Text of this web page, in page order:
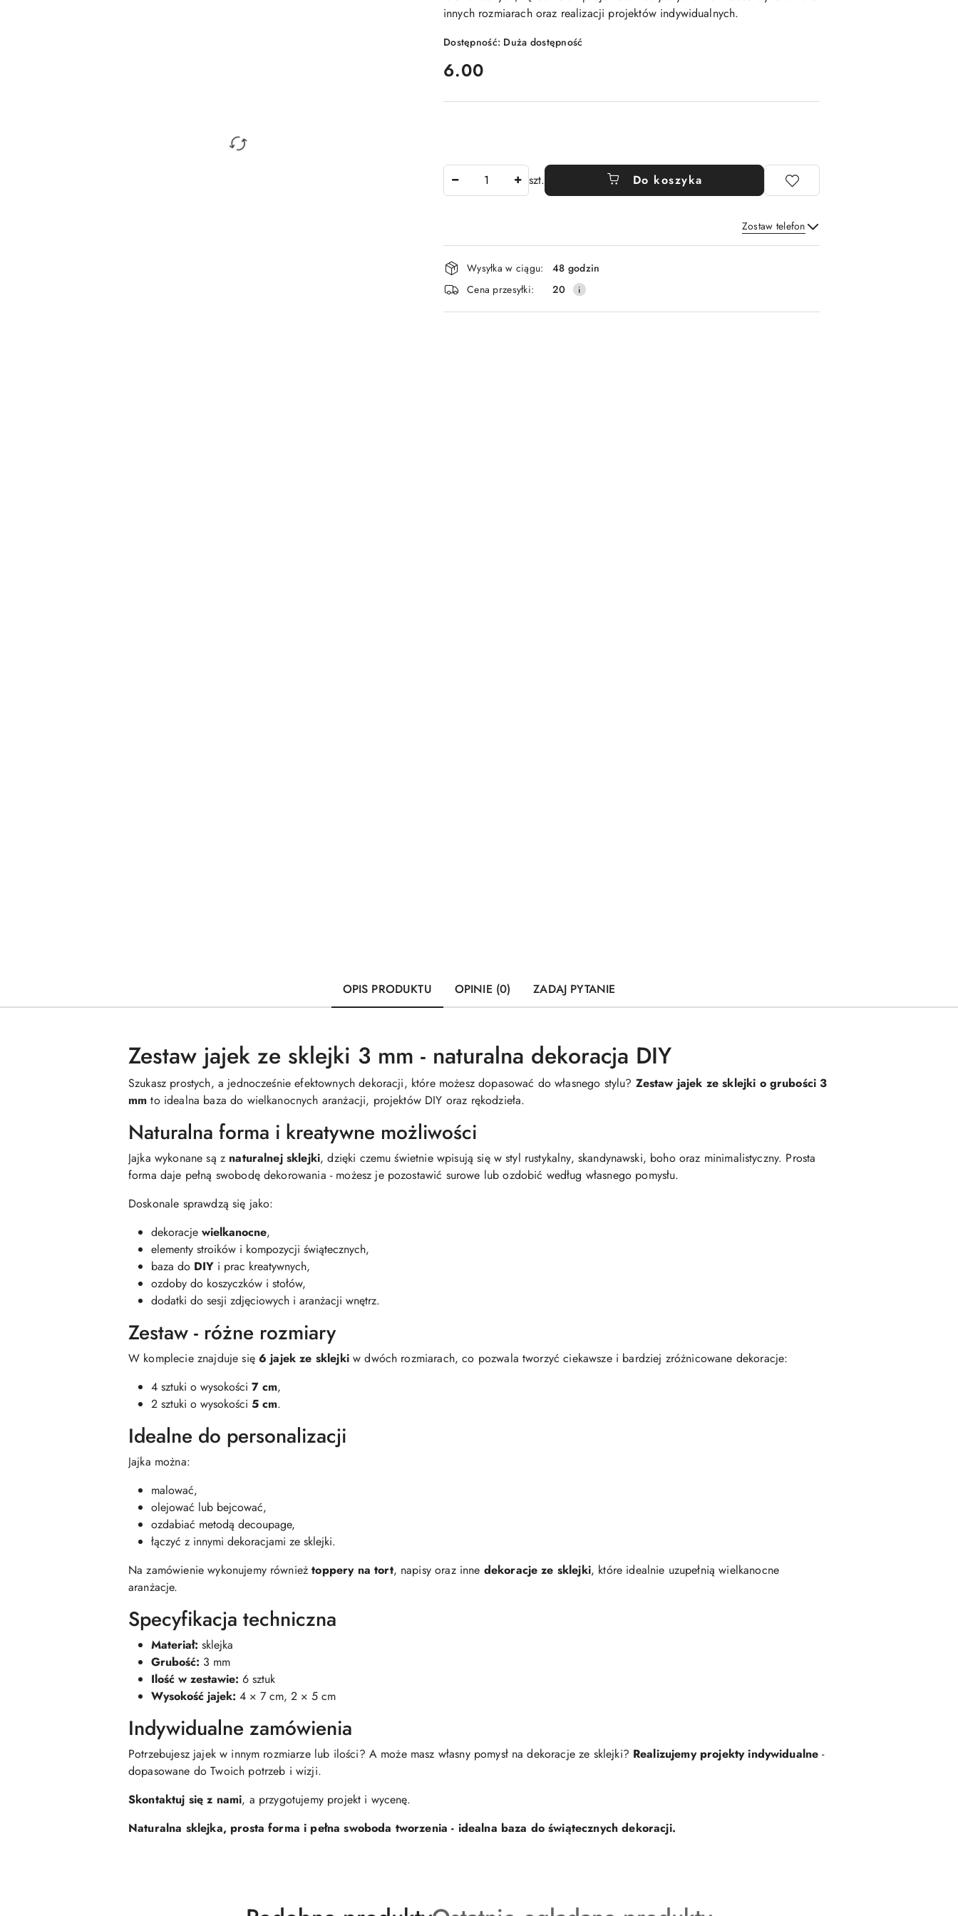
innych rozmiarach oraz realizacji projektów indywidualnych.
Dostępność: Duża dostępność
cena:
6.00
szt. Do koszyka
Zostaw telefon
Wyślij
Dostępność
i
dostawa
Wysyłka w ciągu:
48 godzin
Cena przesyłki:
20
OPIS PRODUKTU OPINIE (0) ZADAJ PYTANIE
Zestaw jajek ze sklejki 3 mm - naturalna dekoracja DIY
Szukasz prostych, a jednocześnie efektownych dekoracji, które możesz dopasować do własnego stylu? Zestaw jajek ze sklejki o grubości 3
mm to idealna baza do wielkanocnych aranżacji, projektów DIY oraz rękodzieła.
Naturalna forma i kreatywne możliwości
Jajka wykonane są z naturalnej sklejki, dzięki czemu świetnie wpisują się w styl rustykalny, skandynawski, boho oraz minimalistyczny. Prosta
forma daje pełną swobodę dekorowania - możesz je pozostawić surowe lub ozdobić według własnego pomysłu.
Doskonale sprawdzą się jako:
dekoracje wielkanocne,
elementy stroików i kompozycji świątecznych,
baza do DIY i prac kreatywnych,
ozdoby do koszyczków i stołów,
dodatki do sesji zdjęciowych i aranżacji wnętrz.
Zestaw - różne rozmiary
W komplecie znajduje się 6 jajek ze sklejkiw dwóch rozmiarach, co pozwala tworzyć ciekawsze i bardziej zróżnicowane dekoracje:
4 sztuki o wysokości 7 cm,
2 sztuki o wysokości 5 cm.
Idealne do personalizacji
Jajka można:
malować,
olejować lub bejcować,
ozdabiać metodą decoupage,
łączyć z innymi dekoracjami ze sklejki.
Na zamówienie wykonujemy równieżtoppery na tort, napisy oraz inne dekoracje ze sklejki, które idealnie uzupełnią wielkanocne
aranżacje.
Specyfikacja techniczna
Materiał: sklejka
Grubość: 3 mm
Ilość w zestawie: 6 sztuk
Wysokość jajek: 4 × 7 cm, 2 × 5 cm
Indywidualne zamówienia
Potrzebujesz jajek w innym rozmiarze lub ilości? A może masz własny pomysł na dekoracje ze sklejki? Realizujemy projekty indywidualne -
dopasowane do Twoich potrzeb i wizji.
Skontaktuj się z nami, a przygotujemy projekt i wycenę.
Naturalna sklejka, prosta forma i pełna swoboda tworzenia - idealna baza do świątecznych dekoracji.